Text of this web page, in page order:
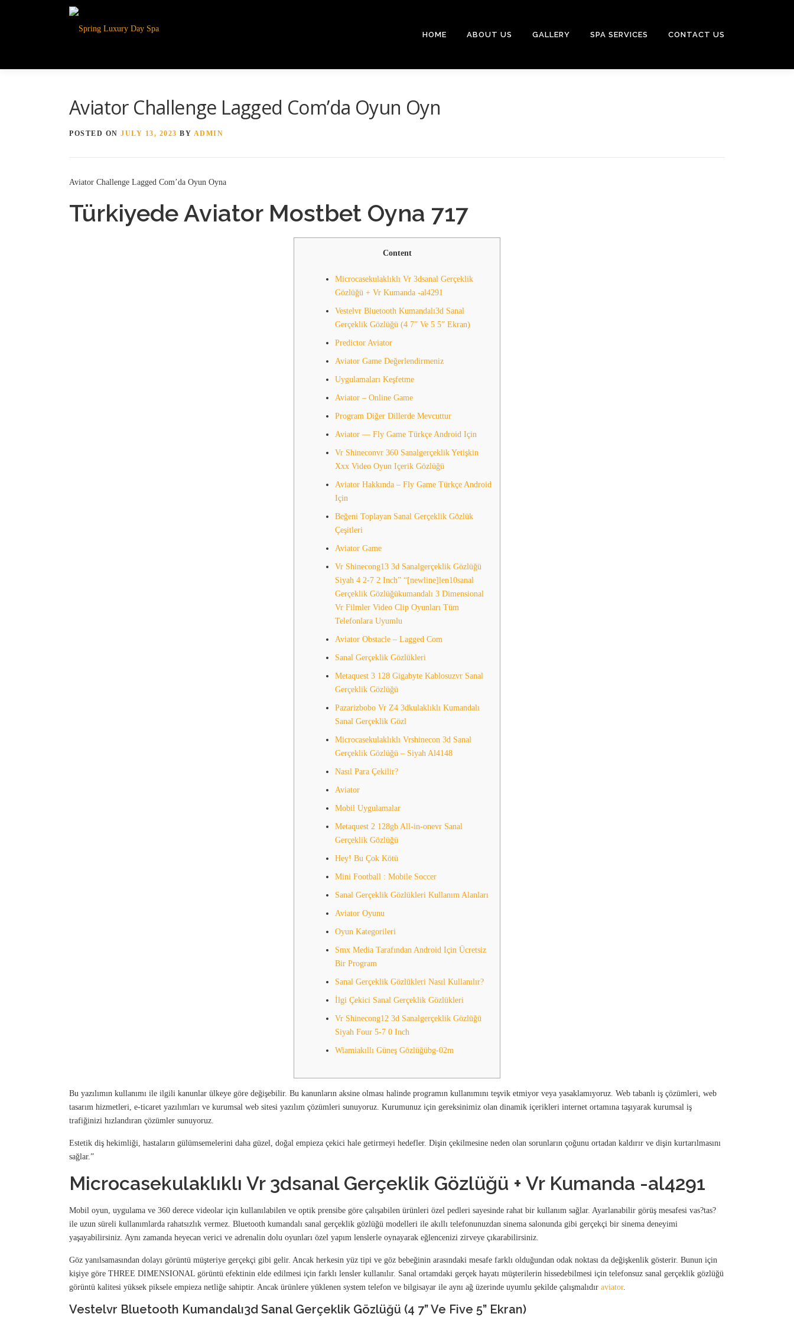
HOME ABOUT US GALLERY SPA SERVICES CONTACT US
Aviator Challenge Lagged Com’da Oyun Oyn
POSTED ON JULY 13, 2023 BY ADMIN
Aviator Challenge Lagged Com’da Oyun Oyna
Türkiyede Aviator Mostbet Oyna 717
Content
Microcasekulaklıklı Vr 3dsanal Gerçeklik
Gözlüğü + Vr Kumanda -al4291
Vestelvr Bluetooth Kumandalı3d Sanal
Gerçeklik Gözlüğü (4 7” Ve 5 5” Ekran)
Predictor Aviator
Aviator Game Değerlendirmeniz
Uygulamaları Keşfetme
Aviator – Online Game
Program Diğer Dillerde Mevcuttur
Aviator — Fly Game Türkçe Android Için
Vr Shineconvr 360 Sanalgerçeklik Yetişkin
Xxx Video Oyun Içerik Gözlüğü
Aviator Hakkında – Fly Game Türkçe Android
Için
Beğeni Toplayan Sanal Gerçeklik Gözlük
Çeşitleri
Aviator Game
Vr Shinecong13 3d Sanalgerçeklik Gözlüğü
Siyah 4 2-7 2 Inch” “[newline]len10sanal
Gerçeklik Gözlüğükumandalı 3 Dimensional
Vr Filmler Video Clip Oyunları Tüm
Telefonlara Uyumlu
Aviator Obstacle – Lagged Com
Sanal Gerçeklik Gözlükleri
Metaquest 3 128 Gigabyte Kablosuzvr Sanal
Gerçeklik Gözlüğü
Pazarizbobo Vr Z4 3dkulaklıklı Kumandalı
Sanal Gerçeklik Gözl
Microcasekulaklıklı Vrshinecon 3d Sanal
Gerçeklik Gözlüğü – Siyah Al4148
Nasıl Para Çekilir?
Aviator
Mobil Uygulamalar
Metaquest 2 128gb All-in-onevr Sanal
Gerçeklik Gözlüğü
Hey! Bu Çok Kötü
Mini Football : Mobile Soccer
Sanal Gerçeklik Gözlükleri Kullanım Alanları
Aviator Oyunu
Oyun Kategorileri
Smx Media Tarafından Android Için Ücretsiz
Bir Program
Sanal Gerçeklik Gözlükleri Nasıl Kullanılır?
İlgi Çekici Sanal Gerçeklik Gözlükleri
Vr Shinecong12 3d Sanalgerçeklik Gözlüğü
Siyah Four 5-7 0 Inch
Wiamiakıllı Güneş Gözlüğübg-02m
Bu yazılımın kullanımı ile ilgili kanunlar ülkeye göre değişebilir. Bu kanunların aksine olması halinde programın kullanımını teşvik etmiyor veya yasaklamıyoruz. Web tabanlı iş çözümleri, web
tasarım hizmetleri, e-ticaret yazılımları ve kurumsal web sitesi yazılım çözümleri sunuyoruz. Kurumunuz için gereksinimiz olan dinamik içerikleri internet ortamına taşıyarak kurumsal iş
trafiğinizi hızlandıran çözümler sunuyoruz.
Estetik diş hekimliği, hastaların gülümsemelerini daha güzel, doğal empieza çekici hale getirmeyi hedefler. Dişin çekilmesine neden olan sorunların çoğunu ortadan kaldırır ve dişin kurtarılmasını
sağlar.”
Microcasekulaklıklı Vr 3dsanal Gerçeklik Gözlüğü + Vr Kumanda -al4291
Mobil oyun, uygulama ve 360 derece videolar için kullanılabilen ve optik prensibe göre çalışabilen ürünleri özel pedleri sayesinde rahat bir kullanım sağlar. Ayarlanabilir görüş mesafesi vas?tas?
ile uzun süreli kullanımlarda rahatsızlık vermez. Bluetooth kumandalı sanal gerçeklik gözlüğü modelleri ile akıllı telefonunuzdan sinema salonunda gibi gerçekçi bir sinema deneyimi
yaşayabilirsiniz. Aynı zamanda heyecan verici ve adrenalin dolu oyunları özel yapım lenslerle oynayarak eğlencenizi zirveye çıkarabilirsiniz.
Göz yanılsamasından dolayı görüntü müşteriye gerçekçi gibi gelir. Ancak herkesin yüz tipi ve göz bebeğinin arasındaki mesafe farklı olduğundan odak noktası da değişkenlik gösterir. Bunun için
kişiye göre THREE DIMENSIONAL görüntü efektinin elde edilmesi için farklı lensler kullanılır. Sanal ortamdaki gerçek hayatı müşterilerin hissedebilmesi için telefonsuz sanal gerçeklik gözlüğü
görüntü kalitesi yüksek piksele empieza netliğe sahiptir. Ancak ürünlere yüklenen system telefon ve bilgisayar ile aynı ağ üzerinde uyumlu şekilde çalışmalıdır aviator.
Vestelvr Bluetooth Kumandalı3d Sanal Gerçeklik Gözlüğü (4 7” Ve Five 5” Ekran)